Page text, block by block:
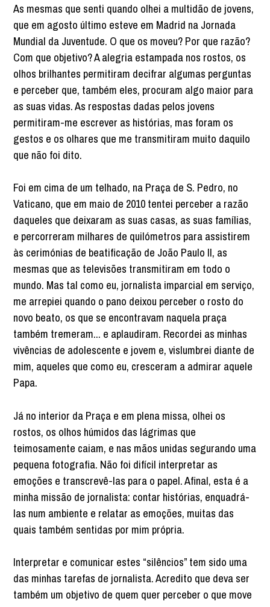
As mesmas que senti quando olhei a multidão de jovens,
que em agosto último esteve em Madrid na Jornada
Mundial da Juventude. O que os moveu? Por que razão?
Com que objetivo? A alegria estampada nos rostos, os
olhos brilhantes permitiram decifrar algumas perguntas
e perceber que, também eles, procuram algo maior para
as suas vidas. As respostas dadas pelos jovens
permitiram-me escrever as histórias, mas foram os
gestos e os olhares que me transmitiram muito daquilo
que não foi dito.
Foi em cima de um telhado, na Praça de S. Pedro, no
Vaticano, que em maio de 2010 tentei perceber a razão
daqueles que deixaram as suas casas, as suas famílias,
e percorreram milhares de quilómetros para assistirem
às cerimónias de beatificação de João Paulo II, as
mesmas que as televisões transmitiram em todo o
mundo. Mas tal como eu, jornalista imparcial em serviço,
me arrepiei quando o pano deixou perceber o rosto do
novo beato, os que se encontravam naquela praça
também tremeram... e aplaudiram. Recordei as minhas
vivências de adolescente e jovem e, vislumbrei diante de
mim, aqueles que como eu, cresceram a admirar aquele
Papa.
Já no interior da Praça e em plena missa, olhei os
rostos, os olhos húmidos das lágrimas que
teimosamente caiam, e nas mãos unidas segurando uma
pequena fotografia. Não foi difícil interpretar as
emoções e transcrevê-las para o papel. Afinal, esta é a
minha missão de jornalista: contar histórias, enquadrá-
las num ambiente e relatar as emoções, muitas das
quais também sentidas por mim própria.
Interpretar e comunicar estes “silêncios” tem sido uma
das minhas tarefas de jornalista. Acredito que deva ser
também um objetivo de quem quer perceber o que move